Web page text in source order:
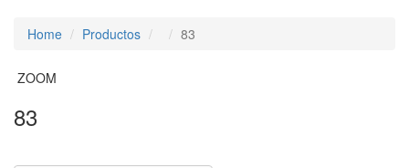
Home Productos 83
ZOOM
83